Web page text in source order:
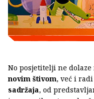
No posjetitelji ne
novim štivom, već i radi
sadržaja, od